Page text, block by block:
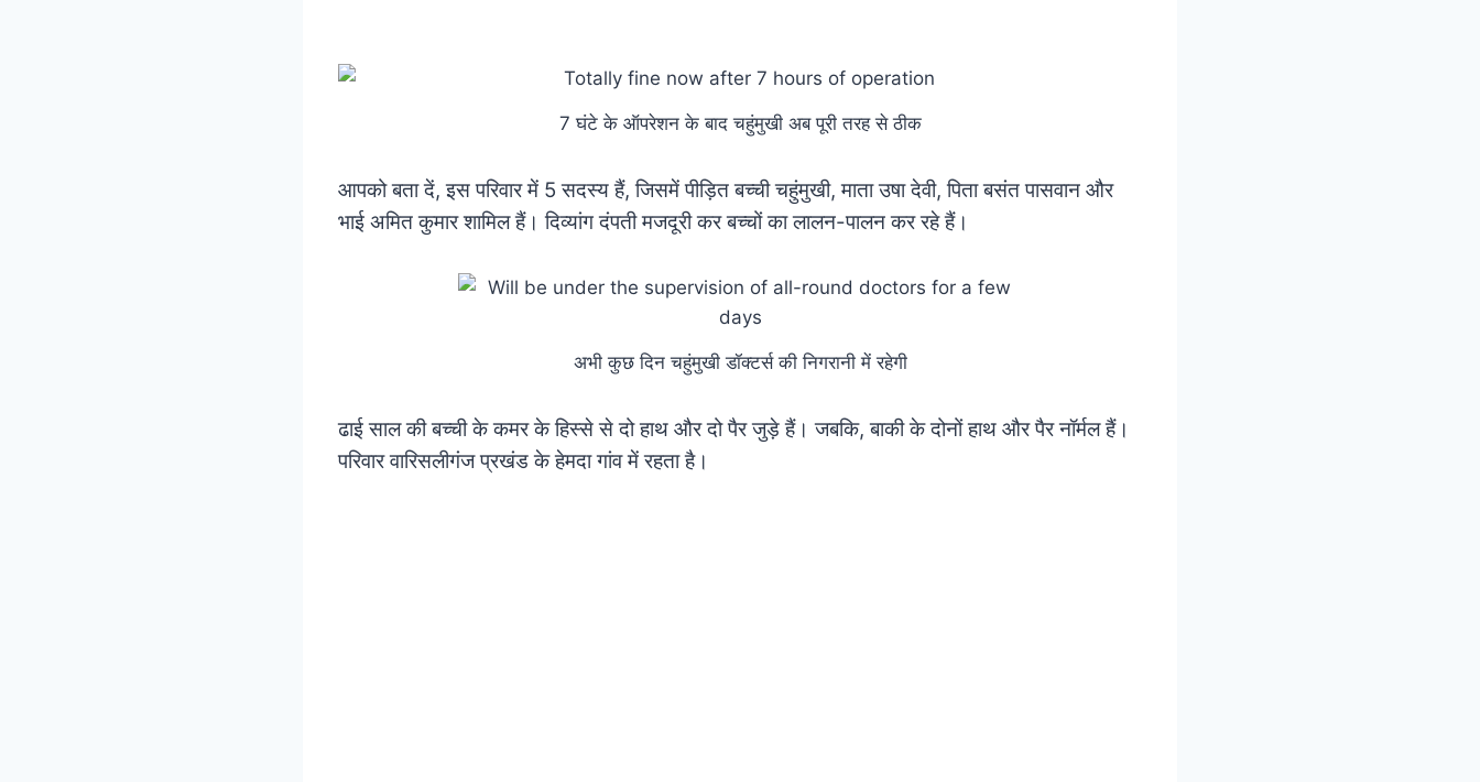
7 घंटे के ऑपरेशन के बाद चहुंमुखी अब पूरी तरह से ठीक
आपको बता दें, इस परिवार में 5 सदस्य हैं, जिसमें पीड़ित बच्ची चहुंमुखी, माता उषा देवी, पिता बसंत पासवान और
भाई अमित कुमार शामिल हैं। दिव्यांग दंपती मजदूरी कर बच्चों का लालन-पालन कर रहे हैं।
अभी कुछ दिन चहुंमुखी डॉक्टर्स की निगरानी में रहेगी
ढाई साल की बच्ची के कमर के हिस्से से दो हाथ और दो पैर जुड़े हैं। जबकि, बाकी के दोनों हाथ और पैर नॉर्मल हैं।
परिवार वारिसलीगंज प्रखंड के हेमदा गांव में रहता है।